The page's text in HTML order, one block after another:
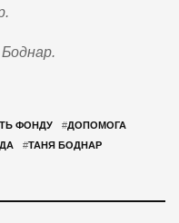
ФОНДУ #ДОПОМОГА
#ТАНЯ БОДНАР